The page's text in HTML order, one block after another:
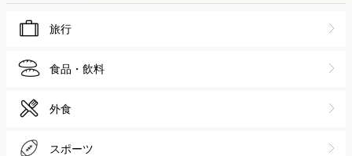
旅行
食品・飲料
外食
スポーツ